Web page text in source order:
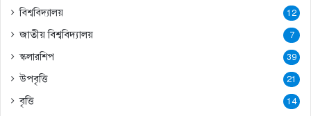
বিশ্ববিদ্যালয় 12
জাতীয় বিশ্ববিদ্যালয় 7
স্কলারশিপ 39
উপবৃত্তি 21
বৃত্তি 14